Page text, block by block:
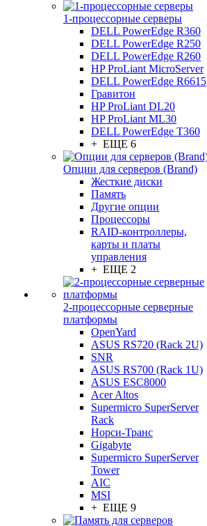
1-процессорные серверы
DELL PowerEdge R360
DELL PowerEdge R250
DELL PowerEdge R260
HP ProLiant MicroServer
DELL PowerEdge R6615
Гравитон
HP ProLiant DL20
HP ProLiant ML30
DELL PowerEdge T360
+ ЕЩЕ 6
Опции для серверов (Brand)
Жесткие диски
Память
Другие опции
Процессоры
RAID-контроллеры,
карты и платы
управления
+ ЕЩЕ 2
2-процессорные серверные
платформы
OpenYard
ASUS RS720 (Rack 2U)
SNR
ASUS RS700 (Rack 1U)
ASUS ESC8000
Acer Altos
Supermicro SuperServer
Rack
Норси-Транс
Gigabyte
Supermicro SuperServer
Tower
AIC
MSI
+ ЕЩЕ 9